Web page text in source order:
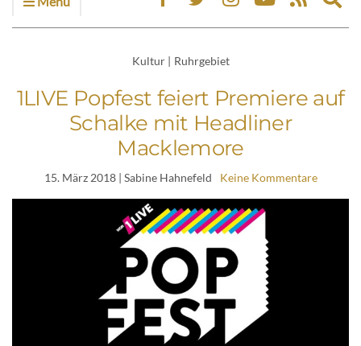
Kultur | Ruhrgebiet
1LIVE Popfest feiert Premiere auf
Schalke mit Headliner
Macklemore
15. März 2018| Sabine Hahnefeld Keine Kommentare